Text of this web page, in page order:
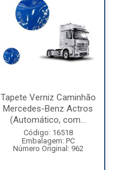
Tapete Verniz Caminhão
Mercedes-Benz Actros
(Automático, com...
Código: 16518
Embalagem: PC
Número Original: 962